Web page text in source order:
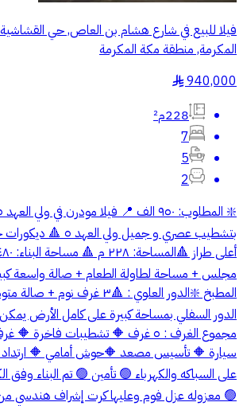
فيلا للبيع في شارع هشام بن العاص, حي
المكرمة, منطقة مكة المكرمة
940,000
§
228م²
7
5
2
بتشطيب عصري و جميل ولي
مجلس + مساحة لطاولة الطعام + صالة واسعة
المطبخ ❇️الدور العلوي : 🔺٣ غرف
الدور السفلي بمساحة كبيرة على كامل الأرض
مجموع الغرف : ٥ غرف 🔶 تشطيبات
سيارة 🔶 تأسيس مصعد 🔶حوش أمامي 🔶
على السباكه والكهرباء 🟢 تأمين 🟢 تم البناء
🟢 معزوله عزل فوم وعليها كرت إشراف